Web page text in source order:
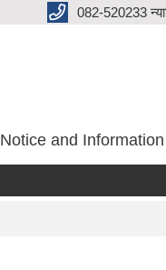
082-520233
Notice and Information